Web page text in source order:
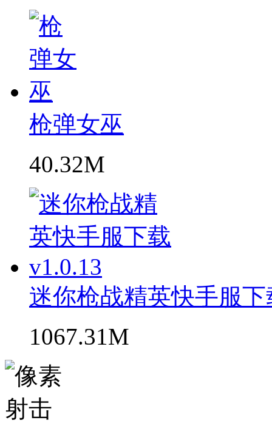
枪弹女巫
40.32M
迷你枪战精英快手服下
1067.31M